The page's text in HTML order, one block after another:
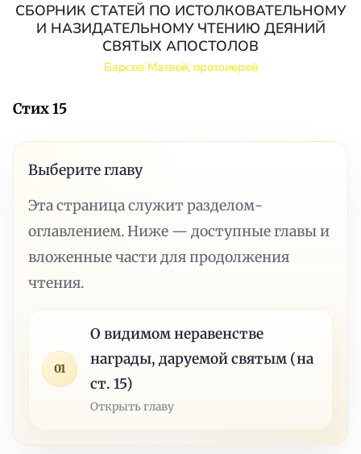
СБОРНИК СТАТЕЙ ПО ИСТОЛКОВАТЕЛЬНОМУ
И НАЗИДАТЕЛЬНОМУ ЧТЕНИЮ ДЕЯНИЙ
СВЯТЫХ АПОСТОЛОВ
Барсов Матвей, протоиерей
Стих 15
Выберите главу
Эта страница служит разделом-
оглавлением. Ниже — доступные главы и
вложенные части для продолжения
чтения.
01
О видимом неравенстве
награды, даруемой святым (на
ст. 15)
Открыть главу